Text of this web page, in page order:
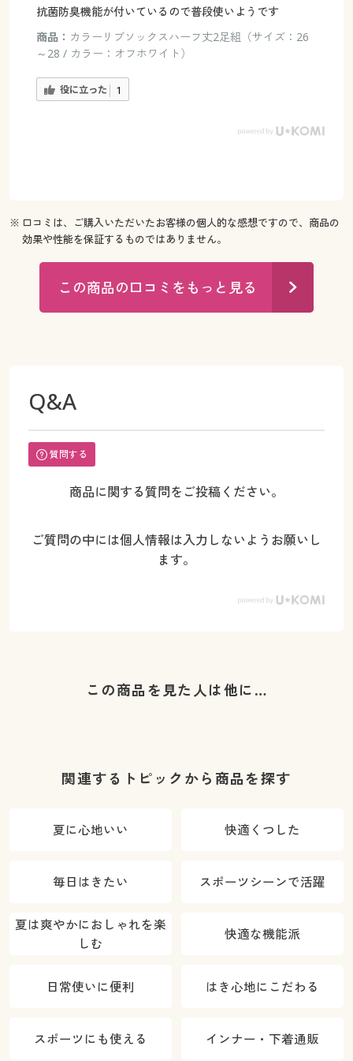
抗菌防臭機能が付いているので普段使いようです
商品： カラーリブソックスハーフ丈2足組（サイズ：26
～28 / カラー：オフホワイト）
役に立った 1
※ 口コミは、ご購入いただいたお客様の個人的な感想ですので、商品の
効果や性能を保証するものではありません。
この商品の口コミをもっと見る
Q&A
質問する
商品に関する質問をご投稿ください。
ご質問の中には個人情報は入力しないようお願いし
ます。
この商品を見た人は他に…
関連するトピックから商品を探す
夏に心地いい 快適くつした
毎日はきたい スポーツシーンで活躍
夏は爽やかにおしゃれを楽
しむ
快適な機能派
日常使いに便利 はき心地にこだわる
スポーツにも使える インナー・下着通販